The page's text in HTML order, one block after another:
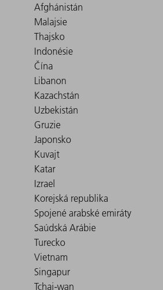
Afghánistán
Malajsie
Thajsko
Indonésie
Čína
Libanon
Kazachstán
Uzbekistán
Gruzie
Japonsko
Kuvajt
Katar
Izrael
Korejská republika
Spojené arabské emiráty
Saúdská Arábie
Turecko
Vietnam
Singapur
Tchaj-wan